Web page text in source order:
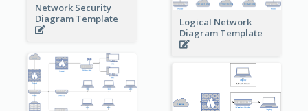
Logical Network
Diagram Template
Network Security
Diagram Template